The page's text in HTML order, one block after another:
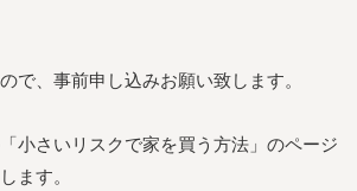
で、事前申し込みお願い致します。
小さいリスクで家を買う方法」のページ
ます。